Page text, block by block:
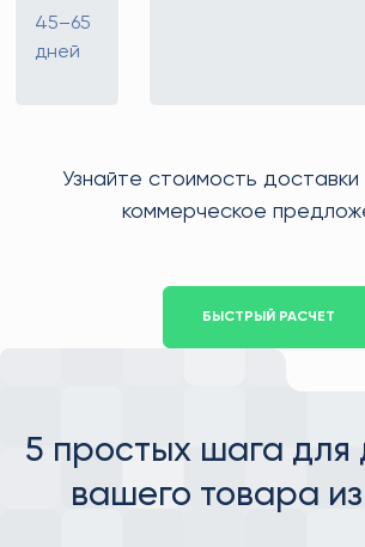
45–65
дней
Узнайте стоимость доставки
коммерческое
БЫСТРЫЙ РАСЧЕТ
5 простых шага для
вашего товара